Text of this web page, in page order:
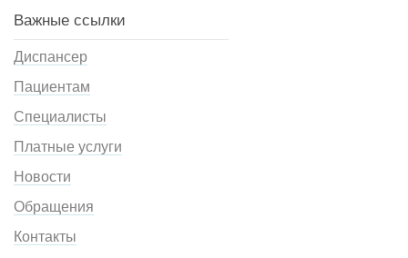
Важные ссылки
Диспансер
Пациентам
Специалисты
Платные услуги
Новости
Обращения
Контакты